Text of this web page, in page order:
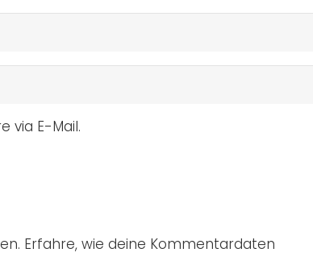
via E-Mail.
Erfahre, wie deine Kommentardaten